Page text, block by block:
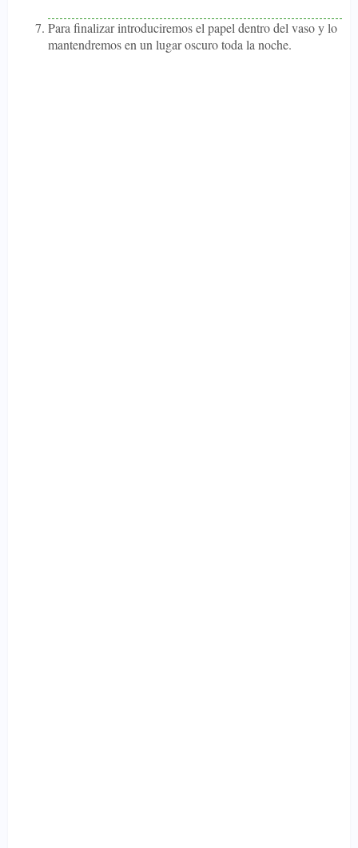
Para finalizar introduciremos el papel dentro del vaso y lo
mantendremos en un lugar oscuro toda la noche.